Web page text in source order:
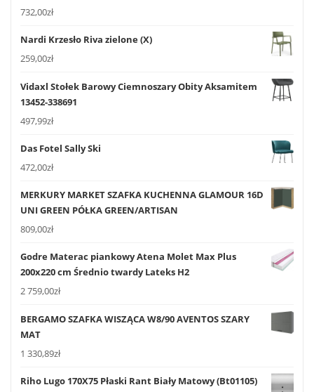
732,00zł
Nardi Krzesło Riva zielone (X)
259,00zł
Vidaxl Stołek Barowy Ciemnoszary Obity Aksamitem
13452-338691
497,99zł
Das Fotel Sally Ski
472,00zł
MERKURY MARKET SZAFKA KUCHENNA GLAMOUR 16D
UNI GREEN PÓŁKA GREEN/ARTISAN
809,00zł
Godre Materac piankowy Atena Molet Max Plus
200x220 cm Średnio twardy Lateks H2
2 759,00zł
BERGAMO SZAFKA WISZĄCA W8/90 AVENTOS SZARY
MAT
1 330,89zł
Riho Lugo 170X75 Płaski Rant Biały Matowy (Bt01105)